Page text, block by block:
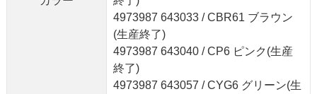
4973987 643033 / CBR61 ブラウン
(生産終了)
4973987 643040 / CP6 ピンク(生産
終了)
4973987 643057 / CYG6 グリーン(生